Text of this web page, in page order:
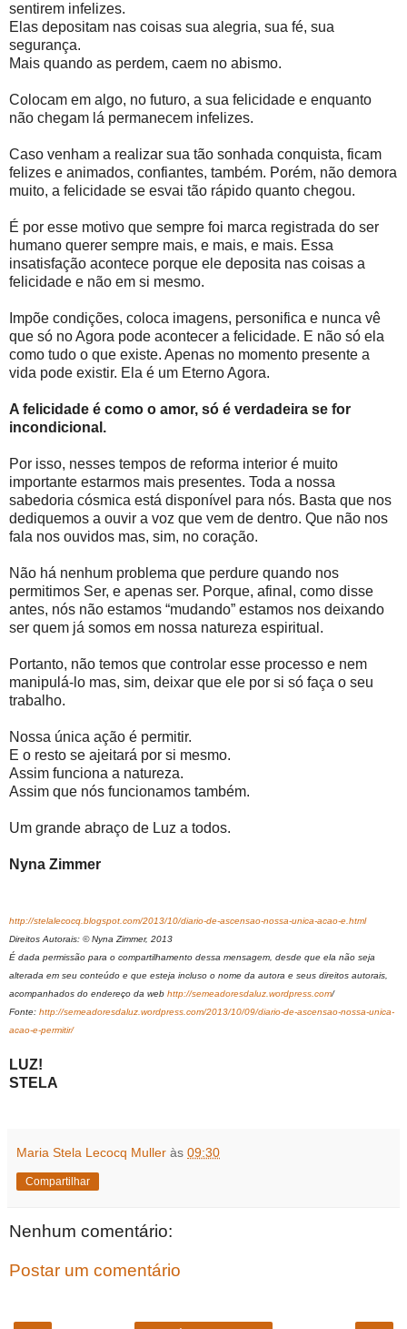
sentirem infelizes.
Elas depositam nas coisas sua alegria, sua fé, sua
segurança.
Mais quando as perdem, caem no abismo.
Colocam em algo, no futuro, a sua felicidade e enquanto
não chegam lá permanecem infelizes.
Caso venham a realizar sua tão sonhada conquista, ficam
felizes e animados, confiantes, também. Porém, não demora
muito, a felicidade se esvai tão rápido quanto chegou.
É por esse motivo que sempre foi marca registrada do ser
humano querer sempre mais, e mais, e mais. Essa
insatisfação acontece porque ele deposita nas coisas a
felicidade e não em si mesmo.
Impõe condições, coloca imagens, personifica e nunca vê
que só no Agora pode acontecer a felicidade. E não só ela
como tudo o que existe. Apenas no momento presente a
vida pode existir. Ela é um Eterno Agora.
A felicidade é como o amor, só é verdadeira se for
incondicional.
Por isso, nesses tempos de reforma interior é muito
importante estarmos mais presentes. Toda a nossa
sabedoria cósmica está disponível para nós. Basta que nos
dediquemos a ouvir a voz que vem de dentro. Que não nos
fala nos ouvidos mas, sim, no coração.
Não há nenhum problema que perdure quando nos
permitimos Ser, e apenas ser. Porque, afinal, como disse
antes, nós não estamos “mudando” estamos nos deixando
ser quem já somos em nossa natureza espiritual.
Portanto, não temos que controlar esse processo e nem
manipulá-lo mas, sim, deixar que ele por si só faça o seu
trabalho.
Nossa única ação é permitir.
E o resto se ajeitará por si mesmo.
Assim funciona a natureza.
Assim que nós funcionamos também.
Um grande abraço de Luz a todos.
Nyna Zimmer
http://stelalecocq.blogspot.com/2013/10/diario-de-ascensao-nossa-unica-acao-e.html
Direitos Autorais: © Nyna Zimmer, 2013
É dada permissão para o compartilhamento dessa mensagem, desde que ela não seja
alterada em seu conteúdo e que esteja incluso o nome da autora e seus direitos autorais,
acompanhados do endereço da web http://semeadoresdaluz.wordpress.com/
Fonte: http://semeadoresdaluz.wordpress.com/2013/10/09/diario-de-ascensao-nossa-unica-
acao-e-permitir/
LUZ!
STELA
Maria Stela Lecocq Muller às 09:30
Compartilhar
Nenhum comentário:
Postar um comentário